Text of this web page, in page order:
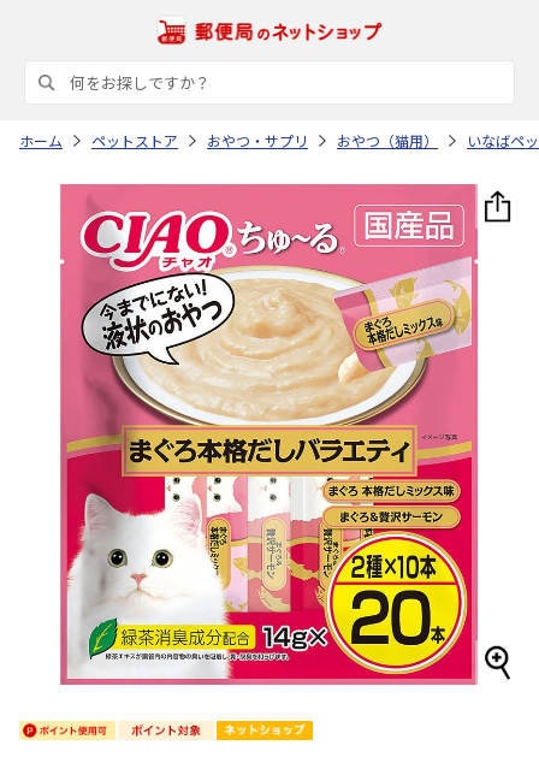
ホーム ペットストア おやつ・サプリ おやつ（猫用） いなばペ